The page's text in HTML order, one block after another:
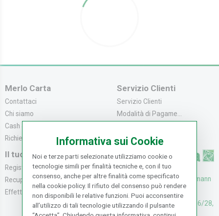
Merlo Carta
Contattaci
Chi siamo
Cash & Carry
Richiedi catalogo
Servizio Clienti
Servizio Clienti
Modalità di Pagame...
Resi e Recessi
Il tuo Account
Registrati
Recupera la Passwo...
Effettua un Reso
UFFICI: V. Senna 44/46, Osmann
oro Sesto F.no (FI)
CASH & CARRY: V. Senna 26/28,
Informativa sui Cookie
Noi e terze parti selezionate utilizziamo cookie o
tecnologie simili per finalità tecniche e, con il tuo
consenso, anche per altre finalità come specificato
nella cookie policy. Il rifiuto del consenso può rendere
non disponibili le relative funzioni. Puoi acconsentire
all’utilizzo di tali tecnologie utilizzando il pulsante